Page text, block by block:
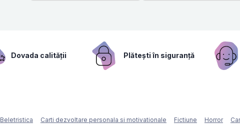
Dovada calității Plătești în siguranță
Beletristica Carti dezvoltare personala si motivationale Fictiune Horror